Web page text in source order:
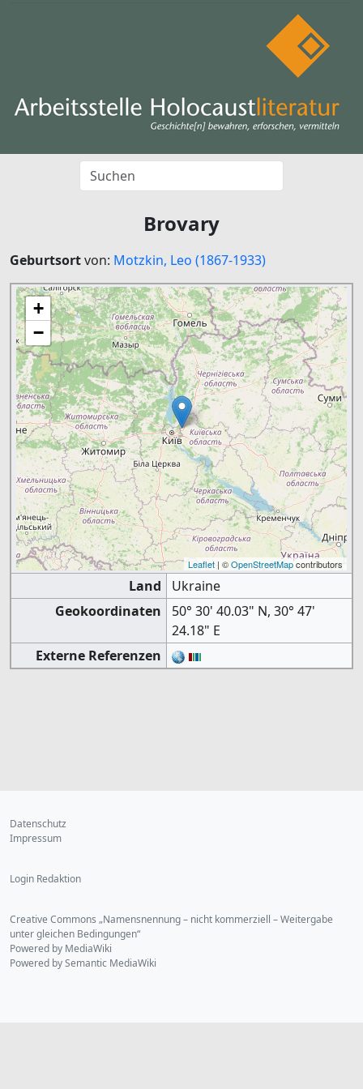
Brovary
Geburtsortvon: Motzkin, Leo (1867-1933)
+
−
Leaflet| ©OpenStreetMapcontributors
Land
Ukraine
Geokoordinaten
50° 30' 40.03" N, 30° 47'
24.18" E
Externe Referenzen
Datenschutz
Impressum
Login Redaktion
Creative Commons „Namensnennung – nicht kommerziell – Weitergabe
unter gleichen Bedingungen“
Powered by MediaWiki
Powered by Semantic MediaWiki